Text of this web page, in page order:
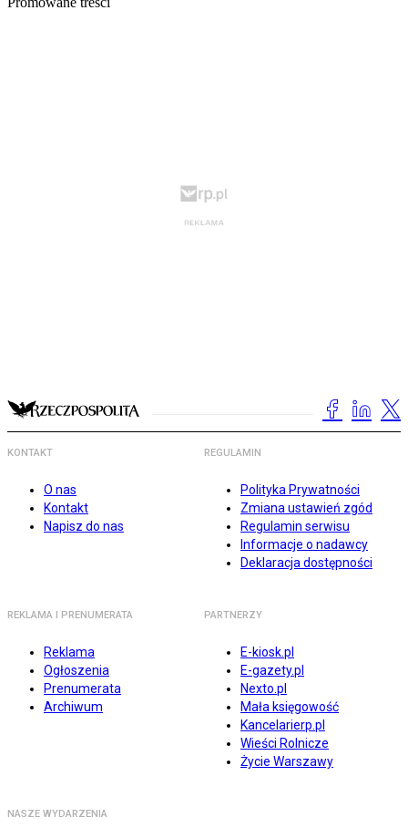
KONTAKT
O nas
Kontakt
Napisz do nas
REGULAMIN
Polityka Prywatności
Zmiana ustawień zgód
Regulamin serwisu
Informacje o nadawcy
Deklaracja dostępności
REKLAMA I PRENUMERATA
Reklama
Ogłoszenia
Prenumerata
Archiwum
PARTNERZY
E-kiosk.pl
E-gazety.pl
Nexto.pl
Mała księgowość
Kancelarierp.pl
Wieści Rolnicze
Życie Warszawy
NASZE WYDARZENIA